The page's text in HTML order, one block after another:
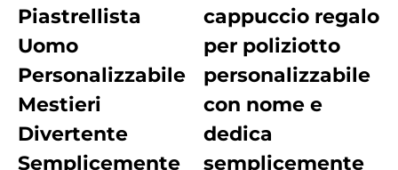
Piastrellista
Uomo
Personalizzabile
Mestieri
Divertente
Semplicemente
cappuccio regalo
per poliziotto
personalizzabile
con nome e
dedica
semplicemente